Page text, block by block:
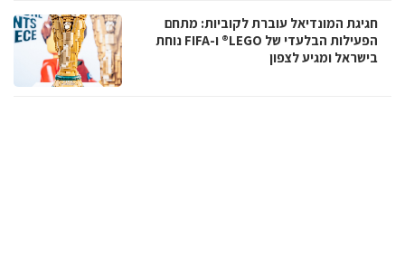
חגיגת המונדיאל עוברת לקוביות: מתחם
הפעילות הבלעדי של LEGO® ו-FIFA נוחת
בישראל ומגיע לצפון